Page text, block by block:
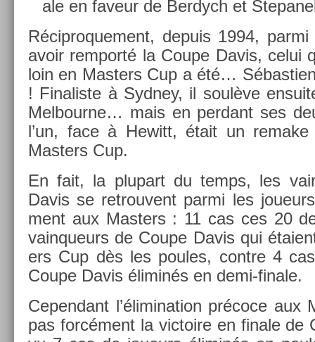
ale en faveur de Be­rdych et
Récip­roque­ment, de­puis 1994,
avoir re­mporté la Coupe Davis, celui
loin en Mast­ers Cup a été…
! Fin­alis­te à Syd­ney, il soulève
Mel­bour­ne… mais en per­dant ses
l’un, face à Hewitt, était un
Mast­ers Cup.
En fait, la plupart du temps, les
Davis se retro­uvent parmi les
ment aux Mast­ers : 11 cas ces 20
vain­queurs de Coupe Davis qui
ers Cup dès les poules, con­tre 4
Coupe Davis éliminés en demi-finale.
Cepen­dant l’élimina­tion précoce aux
pas forcément la vic­toire en fin­ale de